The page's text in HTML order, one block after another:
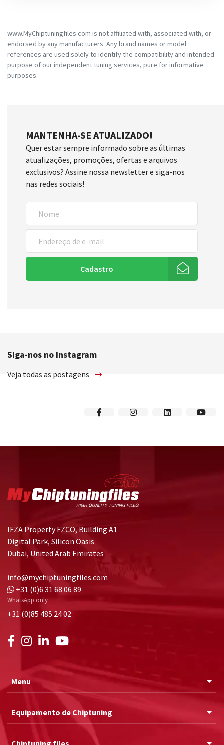
www.MyChiptuningfiles.com is not affiliated with, associated with, or
endorsed by any manufacturers. Any brand names or model
references are used solely to identify the compatibility and intended
purpose of our independent tuning services, pure for informative
purposes.
MANTENHA-SE ATUALIZADO!
Quer estar sempre informado sobre as últimas
atualizações, promoções, ofertas e arquivos
exclusivos? Assine nossa newsletter e siga-nos
nas redes sociais!
Cadastro
Siga-nos no Instagram
Veja todas as postagens
IFZA Property FZCO, Building A1
Digital Park, Silicon Oasis
Dubai, United Arab Emirates
info@mychiptuningfiles.com
+31 (0)6 31 68 06 89
WhatsApp only
+31 (0)85 485 24 02
Menu
Equipamento de Chiptuning